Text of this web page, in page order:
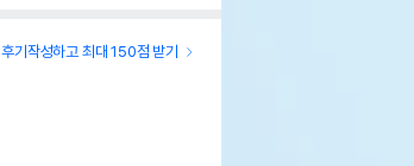
후기작성하고 최대 150점 받기